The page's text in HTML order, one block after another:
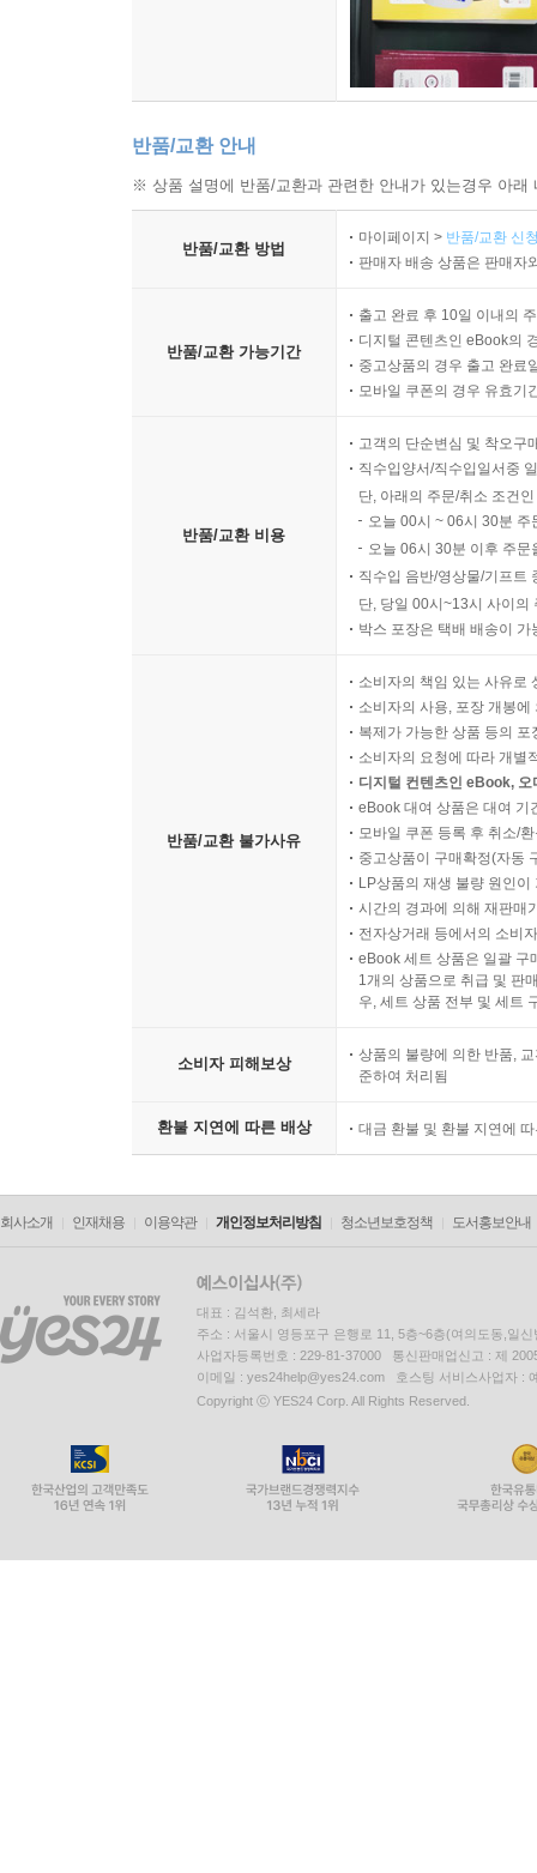
반품/교환 안내
※ 상품 설명에 반품/교환과 관련한 안내가 있는경우 아
반품/교환 방법
마이페이지 > 반품/교환 신
판매자 배송 상품은 판매자
반품/교환 가능기간
출고 완료 후 10일 이내의
디지털 콘텐츠인 eBook의
중고상품의 경우 출고 완료
모바일 쿠폰의 경우 유효기
반품/교환 비용
고객의 단순변심 및 착오구
직수입양서/직수입일서중
단, 아래의 주문/취소 조건
오늘 00시 ~ 06시 30분
오늘 06시 30분 이후 주
직수입 음반/영상물/기프트
단, 당일 00시~13시 사이의
박스 포장은 택배 배송이
반품/교환 불가사유
소비자의 책임 있는 사유로
소비자의 사용, 포장 개봉
복제가 가능한 상품 등의
소비자의 요청에 따라 개별
디지털 컨텐츠인 eBook,
eBook 대여 상품은 대여 기
모바일 쿠폰 등록 후 취소/
중고상품이 구매확정(자동
LP상품의 재생 불량 원인
시간의 경과에 의해 재판매
전자상거래 등에서의 소비
eBook 세트 상품은 일괄 구
1개의 상품으로 취급 및 판
우, 세트 상품 전부 및 세트
소비자 피해보상
상품의 불량에 의한 반품,
준하여 처리됨
환불 지연에 따른 배상 대금 환불 및 환불 지연에
회사소개 인재채용 이용약관 개인정보처리방침 청소년보호정책 도서홍보안내
대표 : 김석환, 최세라
주소 : 서울시 영등포구 은행로 11, 5층~6층(여의도동,일신
사업자등록번호 : 229-81-37000 통신판매업신고 : 제
이메일 : yes24help@yes24.com 호스팅 서비스사업자 :
Copyright ⓒ YES24 Corp. All Rights Reserved.